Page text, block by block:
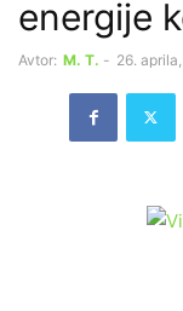
energije
Avtor: M. T. - 26.